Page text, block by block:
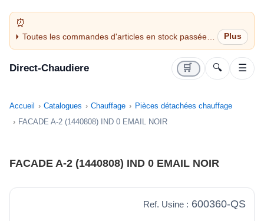
Toutes les commandes d'articles en stock passées
avant 14H sont expédiées le jour même (jours
Direct-Chaudiere 🛒 🔍 ☰
Accueil Catalogues Chauffage
Pièces détachées chauffage
FACADE A-2 (1440808) IND 0 EMAIL NOIR
FACADE A-2 (1440808) IND 0 EMAIL NOIR
Ref. Usine : 600360-QS